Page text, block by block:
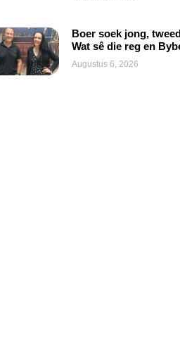
Boer soek jong,
Wat sê die reg en
Augustus 6, 2026